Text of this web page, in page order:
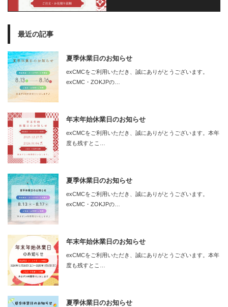
最近の記事
夏季休業日のお知らせ
exCMCをご利用いただき、誠にありがとうございます。
exCMC・ZOKJPの…
年末年始休業日のお知らせ
exCMCをご利用いただき、誠にありがとうございます。本年
度も残すとこ…
夏季休業日のお知らせ
exCMCをご利用いただき、誠にありがとうございます。
exCMC・ZOKJPの…
年末年始休業日のお知らせ
exCMCをご利用いただき、誠にありがとうございます。本年
度も残すとこ…
夏季休業日のお知らせ